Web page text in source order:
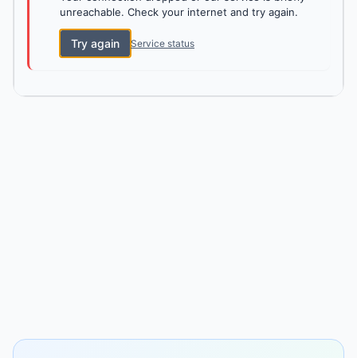
unreachable. Check your internet and try again.
Try again Service status